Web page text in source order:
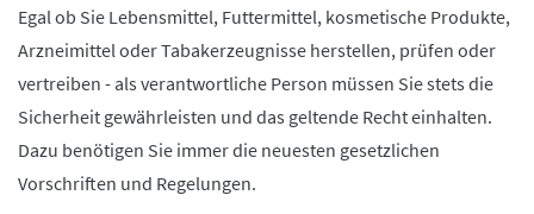
Egal ob Sie Lebensmittel, Futtermittel, kosmetische Produkte,
Arzneimittel oder Tabakerzeugnisse herstellen, prüfen oder
vertreiben - als verantwortliche Person müssen Sie stets die
Sicherheit gewährleisten und das geltende Recht einhalten.
Dazu benötigen Sie immer die neuesten gesetzlichen
Vorschriften und Regelungen.